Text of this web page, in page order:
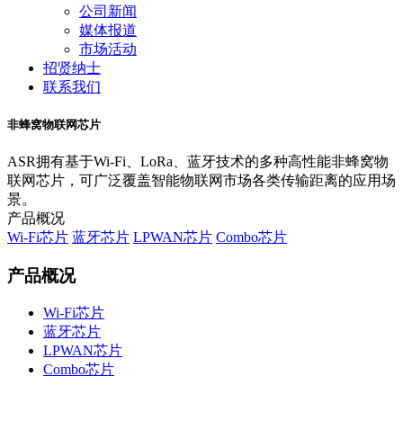
公司新闻
媒体报道
市场活动
招贤纳士
联系我们
非蜂窝物联网芯片
ASR拥有基于Wi-Fi、LoRa、蓝牙技术的多种高性能非蜂窝物
联网芯片，可广泛覆盖智能物联网市场各类传输距离的应用场
景。
产品概况
Wi-Fi芯片 蓝牙芯片 LPWAN芯片 Combo芯片
产品概况
Wi-Fi芯片
蓝牙芯片
LPWAN芯片
Combo芯片